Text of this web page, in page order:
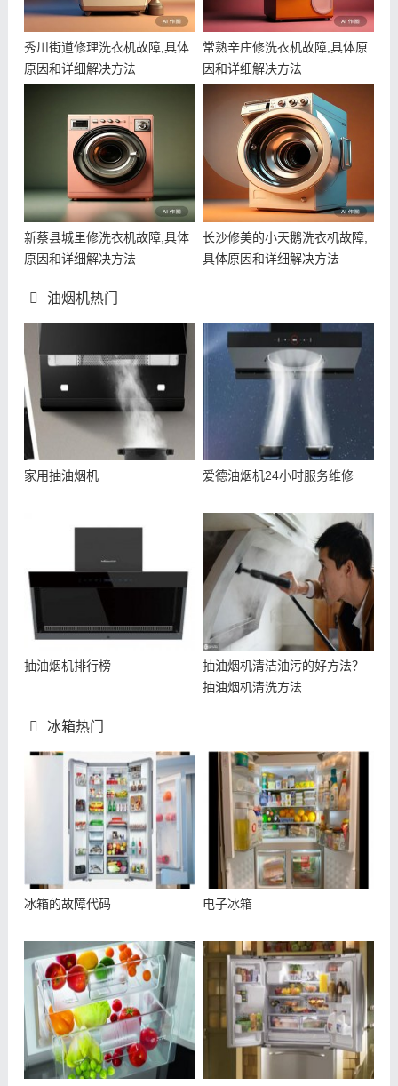
秀川街道修理洗衣机故障,具体
原因和详细解决方法
常熟辛庄修洗衣机故障,具体原
因和详细解决方法
新蔡县城里修洗衣机故障,具体
原因和详细解决方法
长沙修美的小天鹅洗衣机故障,
具体原因和详细解决方法
油烟机热门
家用抽油烟机 爱德油烟机24小时服务维修
抽油烟机排行榜
抽油烟机清洁油污的好方法？
抽油烟机清洗方法
冰箱热门
冰箱的故障代码 电子冰箱